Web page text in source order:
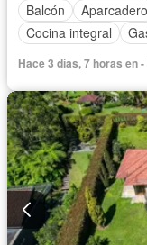
Balcón
Aparcadero
Cocina integral
Hace 3 días, 7 horas en